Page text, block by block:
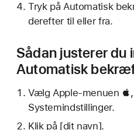
Tryk på Automatisk
derefter til eller fra.
Sådan justerer du
Automatisk
Vælg Apple-menuen
Systemindstillinger.
Klik på [dit navn].